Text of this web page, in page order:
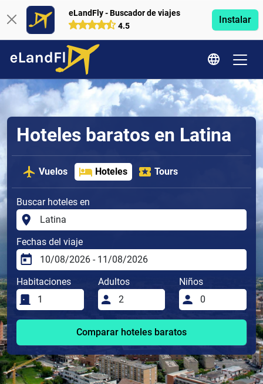
eLandFly - Buscador de viajes
4.5
Instalar
Hoteles baratos en Latina
Vuelos Hoteles Tours
Buscar hoteles en
Fechas del viaje
Habitaciones Adultos Niños
Comparar hoteles baratos